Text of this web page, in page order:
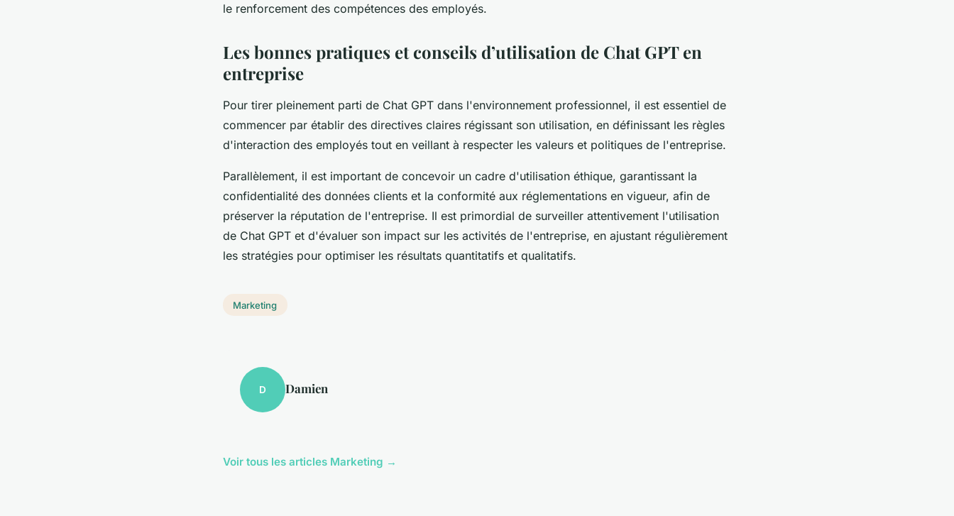
le renforcement des compétences des employés.
Les bonnes pratiques et conseils d’utilisation de Chat GPT en
entreprise
Pour tirer pleinement parti de Chat GPT dans l'environnement professionnel, il est essentiel de
commencer par établir des directives claires régissant son utilisation, en définissant les règles
d'interaction des employés tout en veillant à respecter les valeurs et politiques de l'entreprise.
Parallèlement, il est important de concevoir un cadre d'utilisation éthique, garantissant la
confidentialité des données clients et la conformité aux réglementations en vigueur, afin de
préserver la réputation de l'entreprise. Il est primordial de surveiller attentivement l'utilisation
de Chat GPT et d'évaluer son impact sur les activités de l'entreprise, en ajustant régulièrement
les stratégies pour optimiser les résultats quantitatifs et qualitatifs.
Marketing
D Damien
Voir tous les articles Marketing →